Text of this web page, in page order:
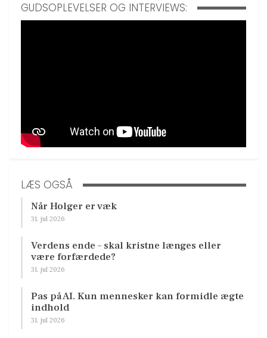
GUDSOPLEVELSER OG INTERVIEWS:
LÆS OGSÅ
Når Holger er væk
31. jul 2026
Verdens ende – skal kristne længes eller
være forfærdede?
31. jul 2026
Pas på AI. Kun mennesker kan formidle ægte
indhold
31. jul 2026